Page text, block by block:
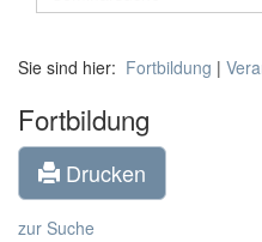
Sie sind hier: Fortbildung |
Fortbildung
Drucken
zur Suche